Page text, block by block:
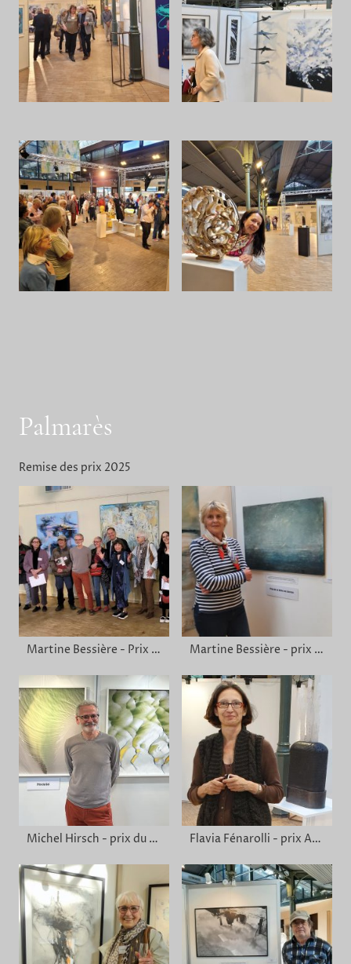
Palmarès
Remise des prix 2025
Martine Bessière - Prix de la ville Martine Bessière - prix de la ville
Michel Hirsch - prix du Sel Flavia Fénarolli - prix Art Contemporain Sèvres